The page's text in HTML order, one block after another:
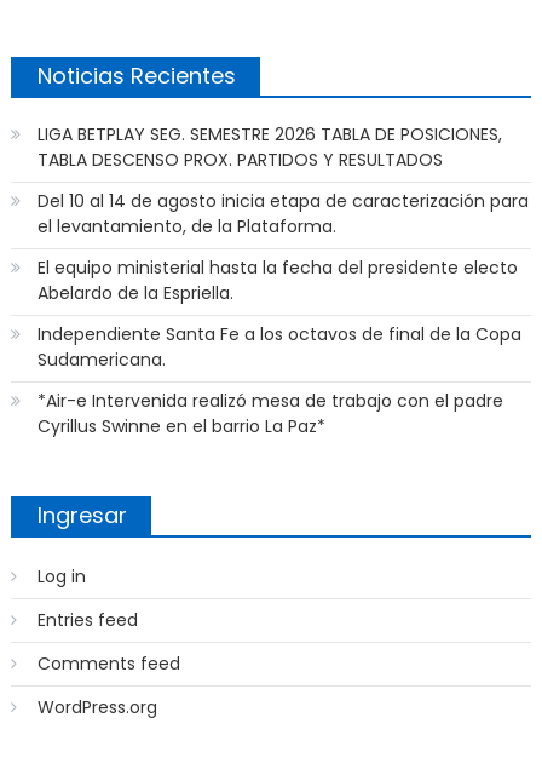
Noticias Recientes
LIGA BETPLAY SEG. SEMESTRE 2026 TABLA DE POSICIONES,
TABLA DESCENSO PROX. PARTIDOS Y RESULTADOS
Del 10 al 14 de agosto inicia etapa de caracterización para
el levantamiento, de la Plataforma.
El equipo ministerial hasta la fecha del presidente electo
Abelardo de la Espriella.
Independiente Santa Fe a los octavos de final de la Copa
Sudamericana.
*Air-e Intervenida realizó mesa de trabajo con el padre
Cyrillus Swinne en el barrio La Paz*
Ingresar
Log in
Entries feed
Comments feed
WordPress.org